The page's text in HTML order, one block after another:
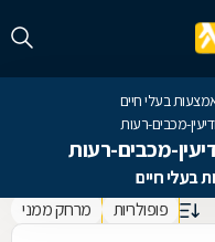
בעלי חיים
מכבים-רעות
מכבים-רעות
פופולריות מרחק ממני